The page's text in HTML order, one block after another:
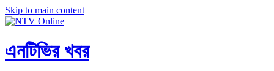
Skip to main content
এনটিভির খবর